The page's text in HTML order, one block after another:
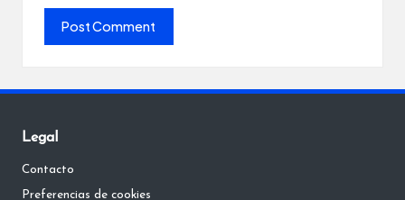
Legal
Contacto
Preferencias de cookies